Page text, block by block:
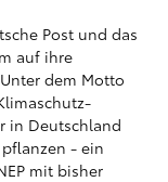
Post und das
auf ihre
dem Motto
in Deutschland
- ein
mit bisher